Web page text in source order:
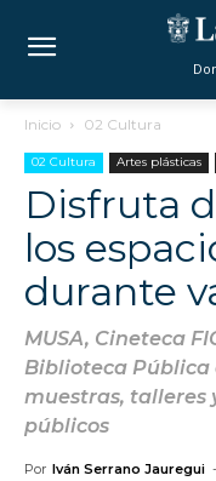
Inicio 02 Cultura
02 Cultura Artes plásticas
Disfruta
los
durante
MUSA, Cineteca
Biblioteca Pública
muestras, talleres
públicos
Por Iván Serrano Jauregui -